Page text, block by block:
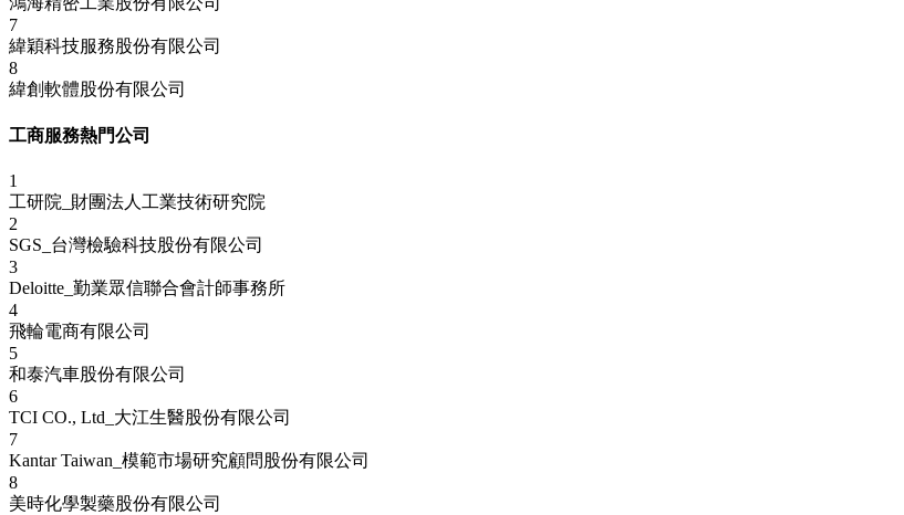
7
緯穎科技服務股份有限公司
8
緯創軟體股份有限公司
工商服務熱門公司
1
工研院_財團法人工業技術研究院
2
SGS_台灣檢驗科技股份有限公司
3
Deloitte_勤業眾信聯合會計師事務所
4
飛輪電商有限公司
5
和泰汽車股份有限公司
6
TCI CO., Ltd_大江生醫股份有限公司
7
Kantar Taiwan_模範市場研究顧問股份有限公司
8
美時化學製藥股份有限公司